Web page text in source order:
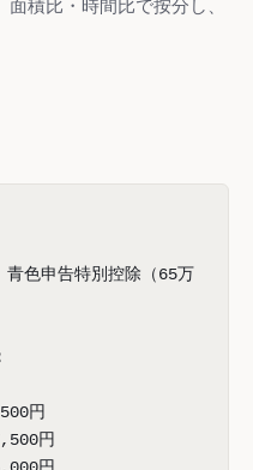
面積比・時間比で按分し、
申告特別控除（65万
円
円